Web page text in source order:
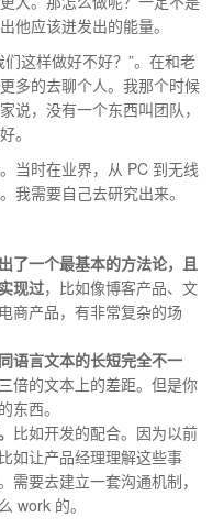
他应该迸发出的能量。
这样做好不好？”。在和老
多的去聊个人。我那个时候
说，没有一个东西叫团队，
。
当时在业界，从 PC 到无线
我需要自己去研究出来。
了一个最基本的方法论，且
现过，比如像博客产品、文
商产品，有非常复杂的场
语言文本的长短完全不一
倍的文本上的差距。但是你
东西。
比如开发的配合。因为以前
如让产品经理理解这些事
需要去建立一套沟通机制，
work 的。